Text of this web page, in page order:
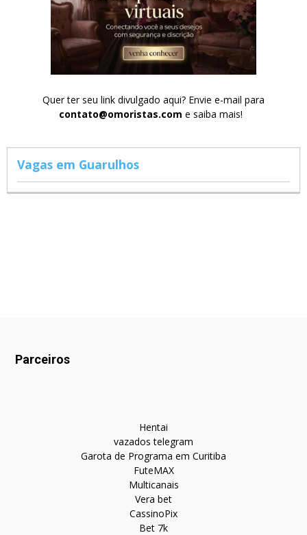
Quer ter seu link divulgado aqui? Envie e-mail para
contato@omoristas.com e saiba mais!
Vagas em Guarulhos
Parceiros
Hentai
vazados telegram
Garota de Programa em Curitiba
FuteMAX
Multicanais
Vera bet
CassinoPix
Bet 7k